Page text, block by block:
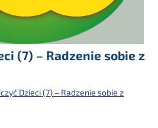
(7) – Radzenie sobie z
Dzieci (7) – Radzenie sobie z